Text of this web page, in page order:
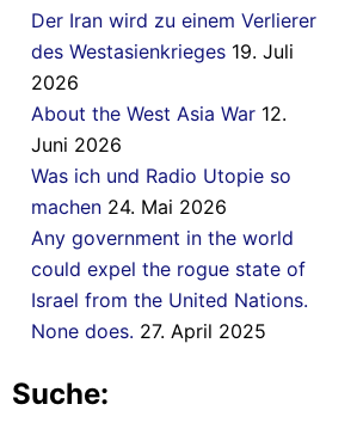
Der Iran wird zu einem Verlierer
des Westasienkrieges 19. Juli
2026
About the West Asia War 12.
Juni 2026
Was ich und Radio Utopie so
machen 24. Mai 2026
Any government in the world
could expel the rogue state of
Israel from the United Nations.
None does. 27. April 2025
Suche: